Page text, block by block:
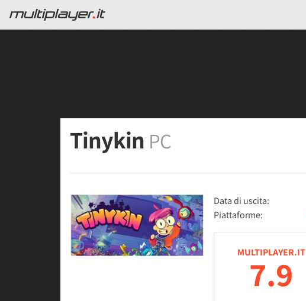
Tinykin PC
Data di uscita:
Piattaforme:
MULTIPLAYER.IT
7.9